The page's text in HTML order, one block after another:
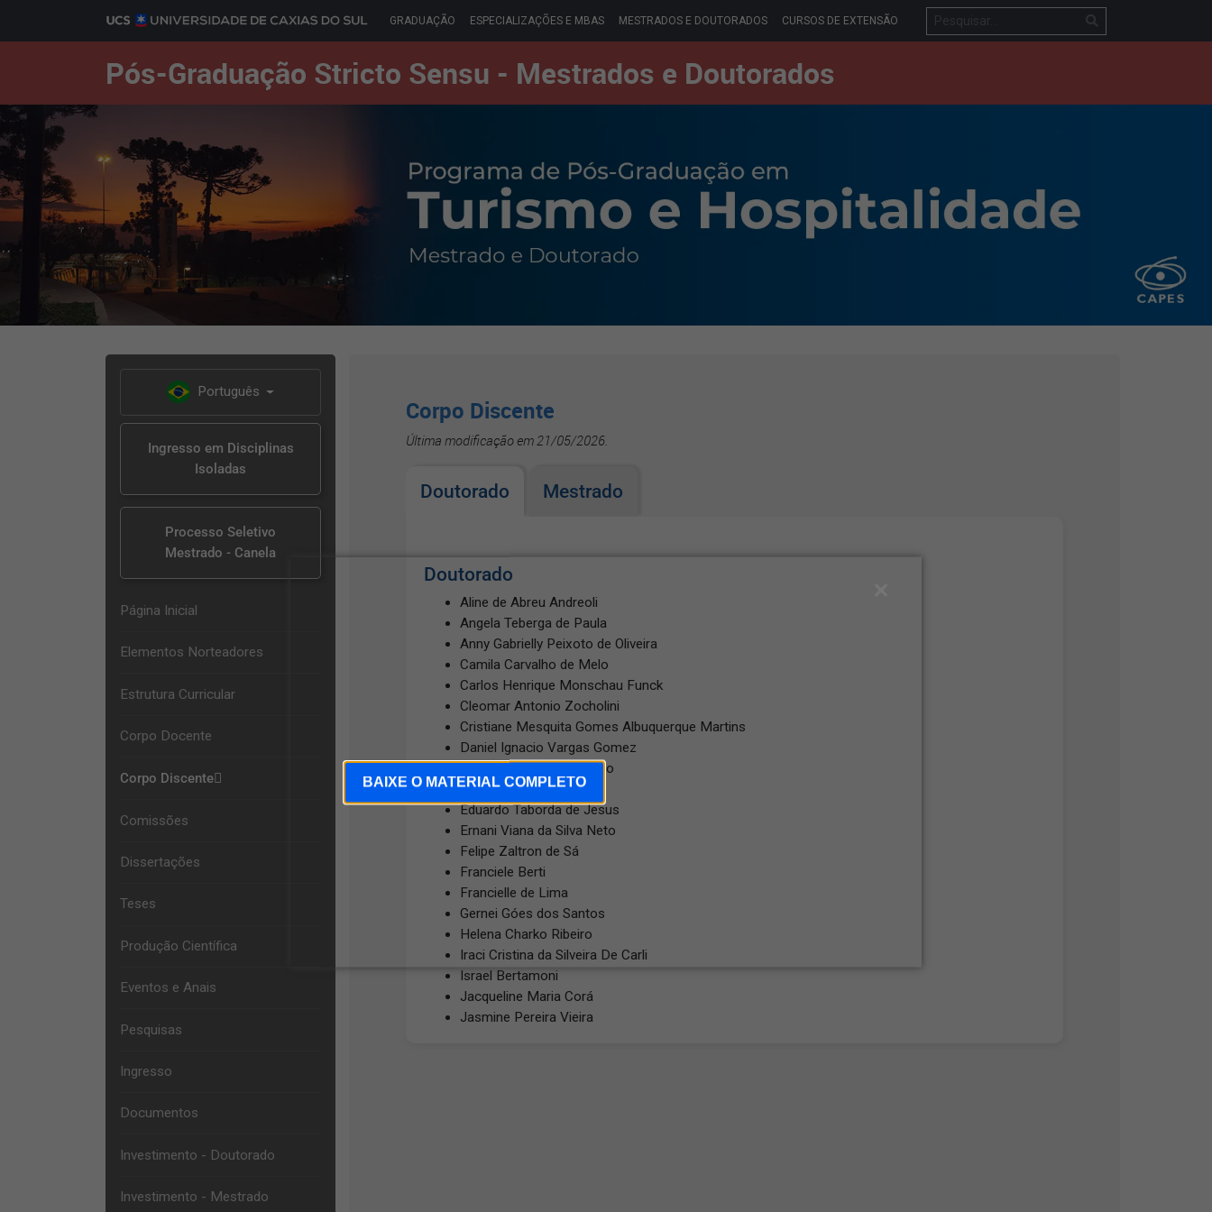
BAIXE O MATERIAL COMPLETO
GRADUAÇÃO ESPECIALIZAÇÕES E MBAS MESTRADOS E DOUTORADOS CURSOS DE EXTENSÃO
Pós-Graduação Stricto Sensu - Mestrados e Doutorados
Português
Ingresso em Disciplinas
Isoladas
Processo Seletivo
Mestrado - Canela
Página Inicial
Elementos Norteadores
Estrutura Curricular
Corpo Docente
Corpo Discente
Comissões
Dissertações
Teses
Produção Científica
Eventos e Anais
Pesquisas
Ingresso
Documentos
Investimento - Doutorado
Investimento - Mestrado
Corpo Discente
Última modificação em 21/05/2026.
Doutorado Mestrado
Doutorado
Aline de Abreu Andreoli
Angela Teberga de Paula
Anny Gabrielly Peixoto de Oliveira
Camila Carvalho de Melo
Carlos Henrique Monschau Funck
Cleomar Antonio Zocholini
Cristiane Mesquita Gomes Albuquerque Martins
Daniel Ignacio Vargas Gomez
Daniel Richetti Rampazzo
Eduardo Arnaldo Leling
Eduardo Taborda de Jesus
Ernani Viana da Silva Neto
Felipe Zaltron de Sá
Franciele Berti
Francielle de Lima
Gernei Góes dos Santos
Helena Charko Ribeiro
Iraci Cristina da Silveira De Carli
Israel Bertamoni
Jacqueline Maria Corá
Jasmine Pereira Vieira